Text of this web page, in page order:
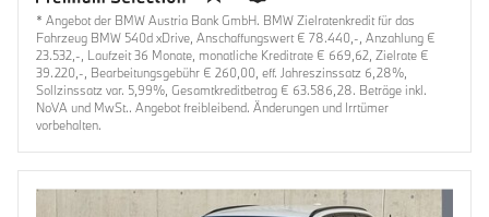
* Angebot der BMW Austria Bank GmbH. BMW Zielratenkredit für das
Fahrzeug BMW 540d xDrive, Anschaffungswert € 78.440,-, Anzahlung €
23.532,-, Laufzeit 36 Monate, monatliche Kreditrate € 669,62, Zielrate €
39.220,-, Bearbeitungsgebühr € 260,00, eff. Jahreszinssatz 6,28%,
Sollzinssatz var. 5,99%, Gesamtkreditbetrag € 63.586,28. Beträge inkl.
NoVA und MwSt.. Angebot freibleibend. Änderungen und Irrtümer
vorbehalten.